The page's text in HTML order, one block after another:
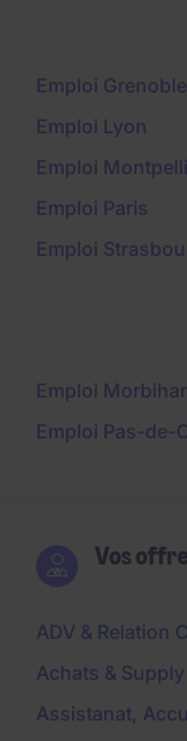
Emploi Grenoble
Emploi Lyon
Emploi
Emploi Paris
Emploi
Emploi
Emploi Pas-de-
Vos
ADV & Relation
Achats &
Assistanat,